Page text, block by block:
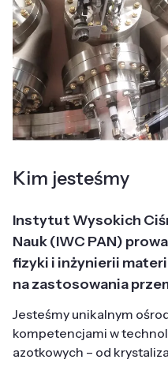
Kim jesteśmy
Instytut Wysokich
Nauk (IWC PAN)
fizyki i inżynierii
na zastosowania
Jesteśmy unikalnym
kompetencjami w
azotkowych – od